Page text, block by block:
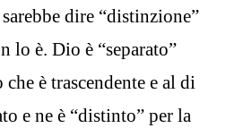
dire “distinzione”
lo è. Dio è “separato”
è trascendente e al di
e ne è “distinto” per la